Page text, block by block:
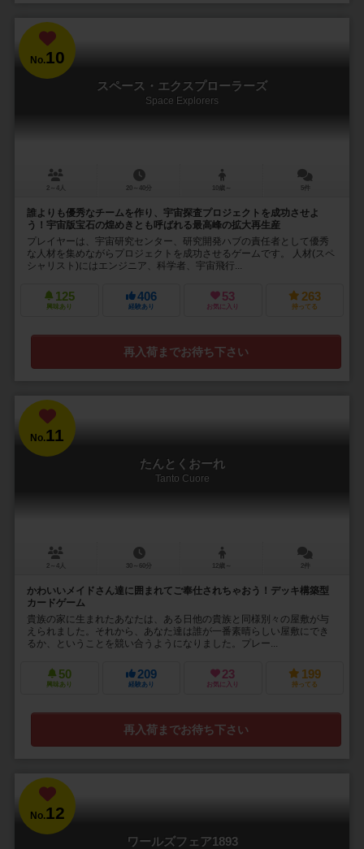
No.10
スペース・エクスプローラーズ
Space Explorers
2～4人 20～40分 10歳～ 5件
誰よりも優秀なチームを作り、宇宙探査プロジェクトを成功させよ
う！宇宙版宝石の煌めきとも呼ばれる最高峰の拡大再生産
プレイヤーは、宇宙研究センター、研究開発ハブの責任者として優秀
な人材を集めながらプロジェクトを成功させるゲームです。 人材(スペ
シャリスト)にはエンジニア、科学者、宇宙飛行...
125
興味あり
406
経験あり
53
お気に入り
263
持ってる
再入荷までお待ち下さい
No.11
たんとくおーれ
Tanto Cuore
2～4人 30～60分 12歳～ 2件
かわいいメイドさん達に囲まれてご奉仕されちゃおう！デッキ構築型
カードゲーム
貴族の家に生まれたあなたは、ある日他の貴族と同様別々の屋敷が与
えられました。それから、あなた達は誰が一番素晴らしい屋敷にでき
るか、ということを競い合うようになりました。プレー...
50
興味あり
209
経験あり
23
お気に入り
199
持ってる
再入荷までお待ち下さい
No.12
ワールズフェア1893